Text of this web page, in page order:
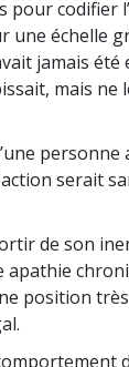
codifier
une échelle
jamais été
mais ne
serait
de son
apathie
position très